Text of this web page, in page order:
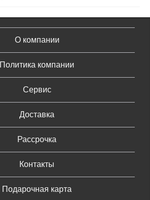
О компании
Политика компании
Сервис
Доставка
Рассрочка
Контакты
Подарочная карта